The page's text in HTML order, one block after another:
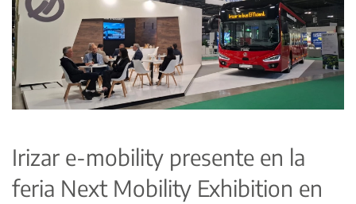
Irizar e-mobility presente en la
feria Next Mobility Exhibition en